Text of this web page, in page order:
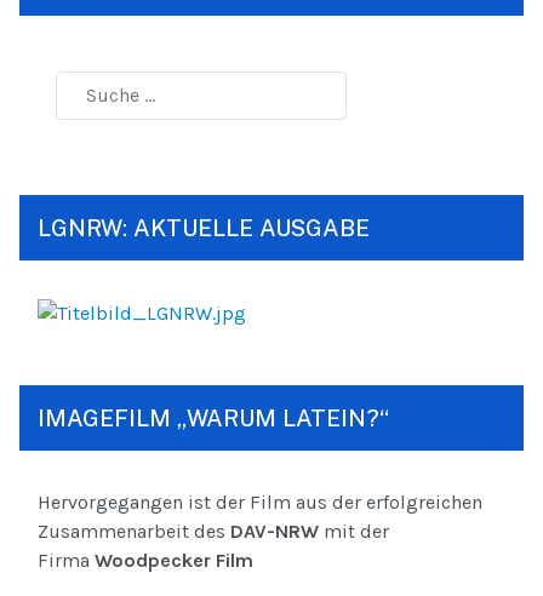
LGNRW: AKTUELLE AUSGABE
IMAGEFILM „WARUM LATEIN?“
Hervorgegangen ist der Film aus der erfolgreichen
Zusammenarbeit des DAV-NRW mit der
Firma Woodpecker Film